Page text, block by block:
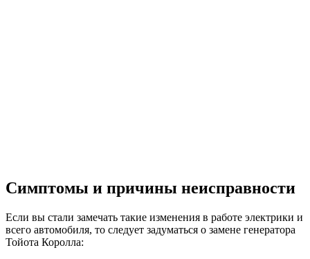
Симптомы и причины неисправности
Если вы стали замечать такие изменения в работе электрики и
всего автомобиля, то следует задуматься о замене генератора
Тойота Королла: